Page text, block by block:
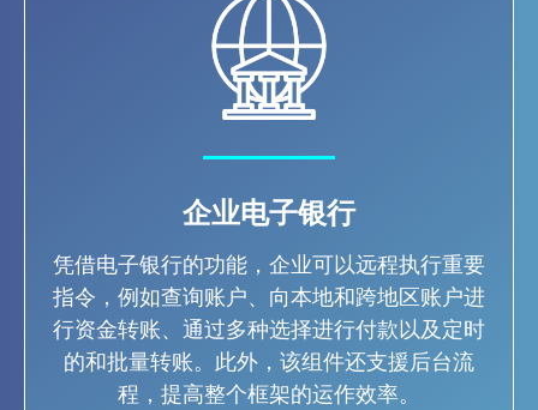
企业电子银行
凭借电子银行的功能，企业可以远程执行重要
指令，例如查询账户、向本地和跨地区账户进
行资金转账、通过多种选择进行付款以及定时
的和批量转账。此外，该组件还支援后台流
程，提高整个框架的运作效率。